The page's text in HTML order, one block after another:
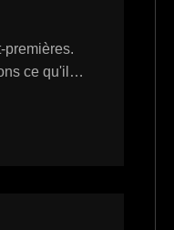
premières.
ce qu'il…